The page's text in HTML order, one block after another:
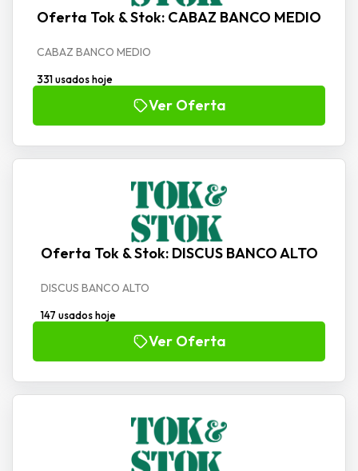
Oferta Tok & Stok: CABAZ BANCO MEDIO
CABAZ BANCO MEDIO
331 usados hoje
Ver Oferta
Oferta Tok & Stok: DISCUS BANCO ALTO
DISCUS BANCO ALTO
147 usados hoje
Ver Oferta